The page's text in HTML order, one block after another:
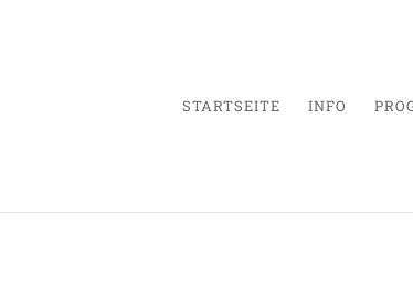
STARTSEITE INFO